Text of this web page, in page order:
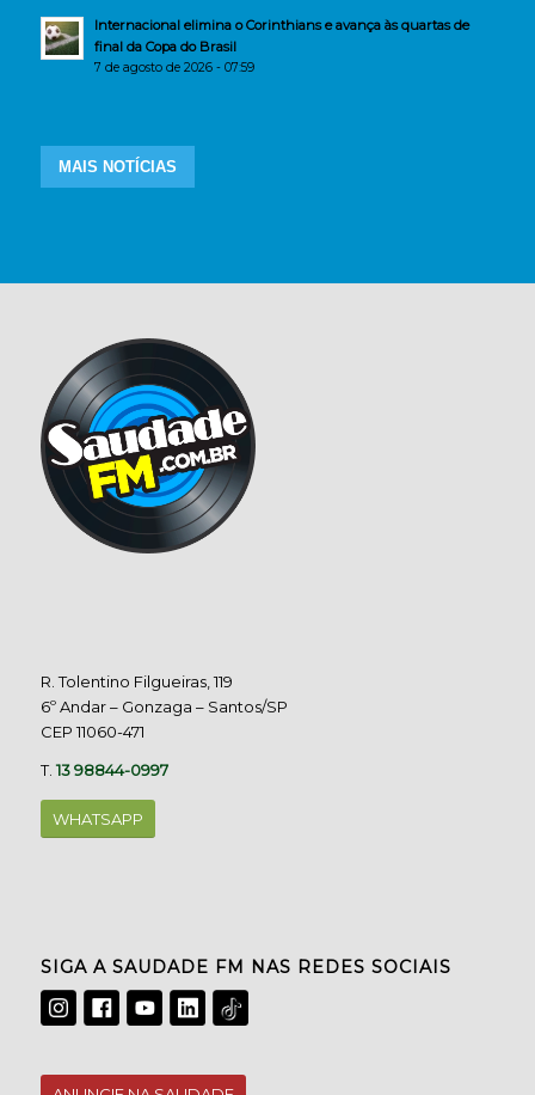
Internacional elimina o Corinthians e avança às quartas de
final da Copa do Brasil
7 de agosto de 2026 - 07:59
MAIS NOTÍCIAS
R. Tolentino Filgueiras, 119
6º Andar – Gonzaga – Santos/SP
CEP 11060-471
T.13 98844-0997
WHATSAPP
SIGA A SAUDADE FM NAS REDES SOCIAIS